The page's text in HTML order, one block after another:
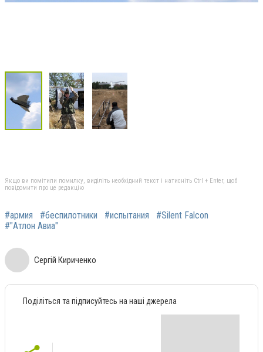
Якщо ви помітили помилку, виділіть необхідний текст і натисніть Ctrl + Enter, щоб
повідомити про це редакцію
#армия #беспилотники #испытания
#Silent Falcon
#"Атлон Авиа"
Сергій Кириченко
Поділіться та підписуйтесь на наші джерела